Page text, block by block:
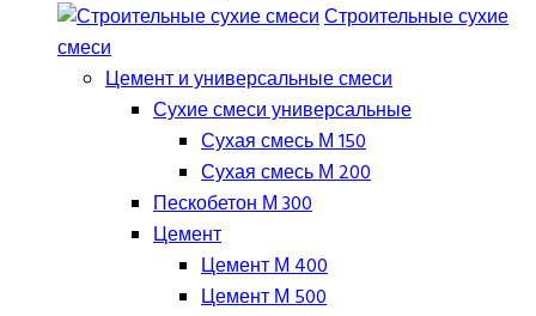
Строительные сухие
смеси
Цемент и универсальные смеси
Сухие смеси универсальные
Сухая смесь М 150
Сухая смесь М 200
Пескобетон М 300
Цемент
Цемент М 400
Цемент М 500